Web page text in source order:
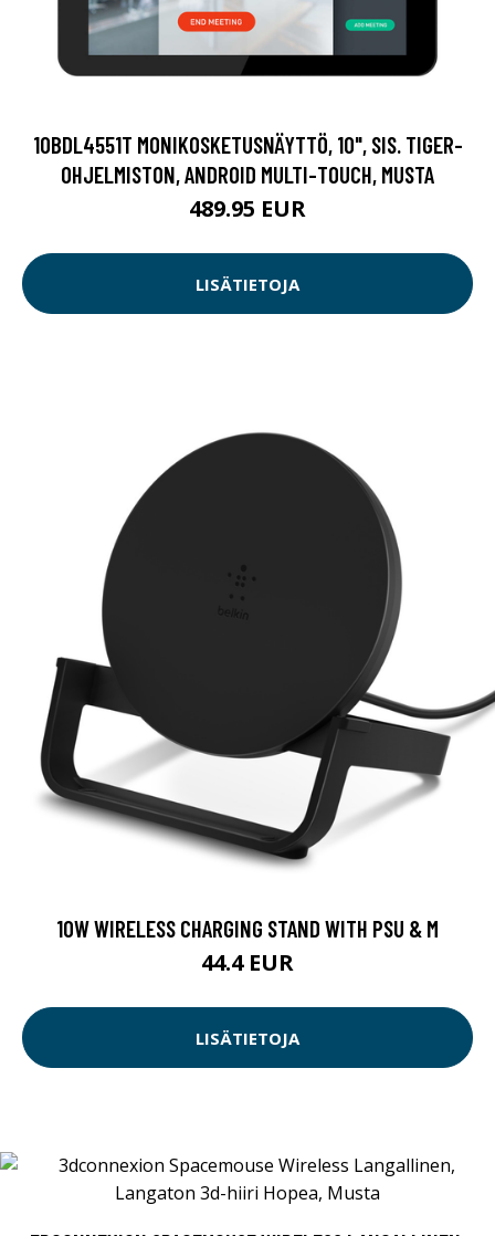
10BDL4551T MONIKOSKETUSNÄYTTÖ, 10", SIS. TIGER-
OHJELMISTON, ANDROID MULTI-TOUCH, MUSTA
489.95 EUR
LISÄTIETOJA
10W WIRELESS CHARGING STAND WITH PSU & M
44.4 EUR
LISÄTIETOJA